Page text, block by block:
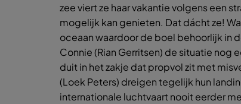
zee viert ze haar vakantie volgens een
mogelijk kan genieten. Dat dácht ze!
oceaan waardoor de boel behoorlijk in
Connie (Rian Gerritsen) de situatie nog
duit in het zakje dat propvol zit met
(Loek Peters) dreigen tegelijk hun
internationale luchtvaart nooit eerder